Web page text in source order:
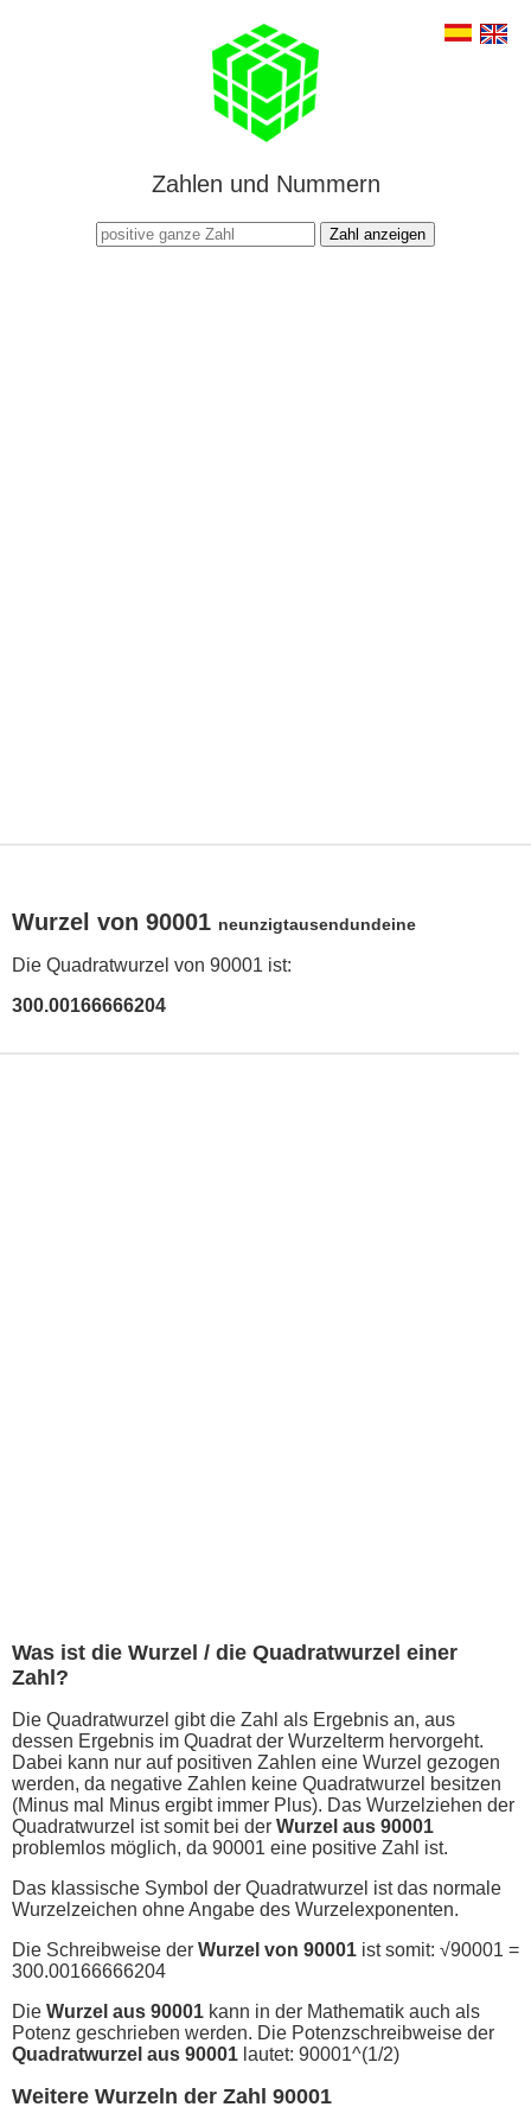
Zahlen und Nummern
Zahl anzeigen
Wurzel von 90001 neunzigtausendundeine
Die Quadratwurzel von 90001 ist:
300.00166666204
Was ist die Wurzel / die Quadratwurzel einer
Zahl?
Die Quadratwurzel gibt die Zahl als Ergebnis an, aus
dessen Ergebnis im Quadrat der Wurzelterm hervorgeht.
Dabei kann nur auf positiven Zahlen eine Wurzel gezogen
werden, da negative Zahlen keine Quadratwurzel besitzen
(Minus mal Minus ergibt immer Plus). Das Wurzelziehen der
Quadratwurzel ist somit bei der Wurzel aus 90001
problemlos möglich, da 90001 eine positive Zahl ist.
Das klassische Symbol der Quadratwurzel ist das normale
Wurzelzeichen ohne Angabe des Wurzelexponenten.
Die Schreibweise der Wurzel von 90001 ist somit: √90001 =
300.00166666204
Die Wurzel aus 90001 kann in der Mathematik auch als
Potenz geschrieben werden. Die Potenzschreibweise der
Quadratwurzel aus 90001 lautet: 90001^(1/2)
Weitere Wurzeln der Zahl 90001